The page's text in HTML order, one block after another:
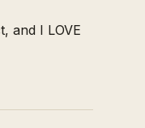
and I LOVE